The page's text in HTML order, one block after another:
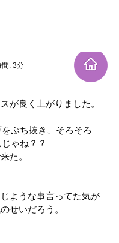
間: 3分
が良く上がりました。
ぶち抜き、そろそろ
ゃね？？
た。
ような事言ってた気が
せいだろう。